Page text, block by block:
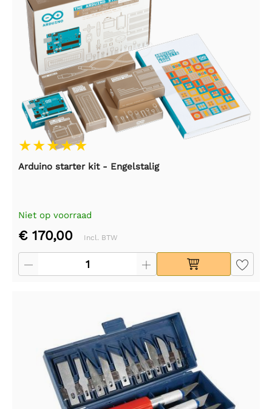
Arduino starter kit - Engelstalig
Niet op voorraad
€ 170,00 Incl. BTW